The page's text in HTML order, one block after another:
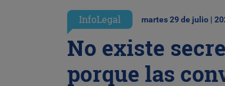
InfoLegal martes 29 de julio |
No existe
porque las